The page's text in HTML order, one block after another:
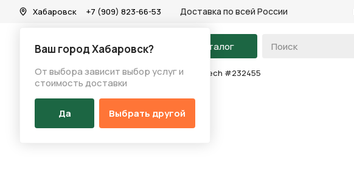
Хабаровск
Ваш город Хабаровск?
От выбора зависит выбор услуг и
стоимость доставки
Да Выбрать другой
+7 (909) 823-66-53 Доставка по всей России
На главную Каталог
Каталог/Запчасти/Камера/Камера 29 Bimotech #232455